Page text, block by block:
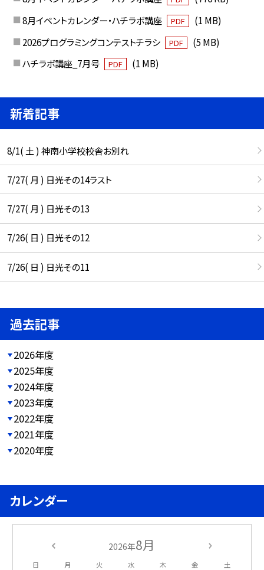
8月イベントカレンダー・ハチラボ講座
PDF
(1 MB)
2026プログラミングコンテストチラシ
PDF
(5 MB)
ハチラボ講座_7月号
PDF (1 MB)
新着記事
8/1( 土 ) 神南小学校校舎お別れ
7/27( 月 ) 日光その14ラスト
7/27( 月 ) 日光その13
7/26( 日 ) 日光その12
7/26( 日 ) 日光その11
過去記事
2026年度
2025年度
2024年度
2023年度
2022年度
2021年度
2020年度
カレンダー
2026年8月
日 月 火 水 木 金 土